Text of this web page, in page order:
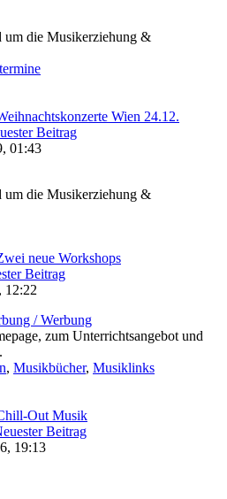
um die Musikerziehung &
Wien 24.12.
Beitrag
01:43
um die Musikerziehung &
neue Workshops
Beitrag
12:22
/ Werbung
zum Unterrichtsangebot und
, Musikbücher, Musiklinks
Out Musik
Beitrag
19:13